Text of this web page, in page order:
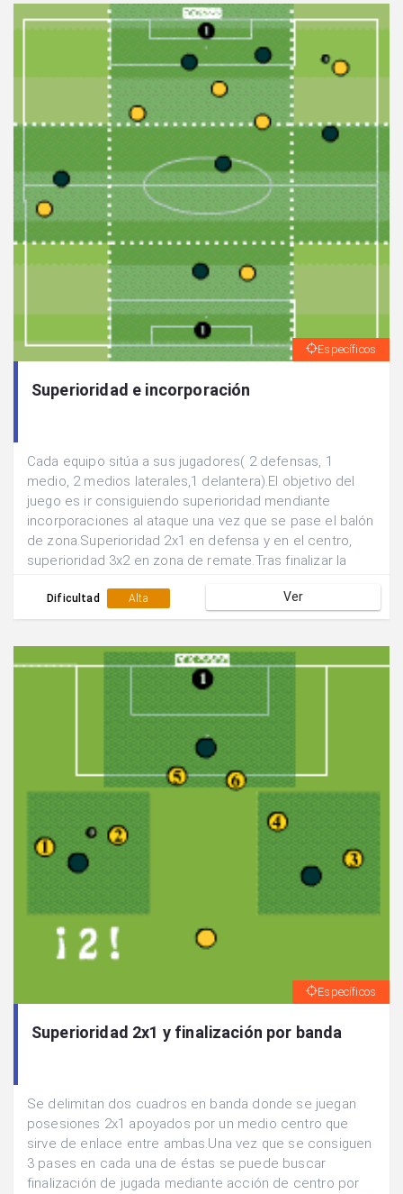
Específicos
Superioridad e incorporación
Cada equipo sitúa a sus jugadores( 2 defensas, 1
medio, 2 medios laterales,1 delantera).El objetivo del
juego es ir consiguiendo superioridad mendiante
incorporaciones al ataque una vez que se pase el balón
de zona.Superioridad 2x1 en defensa y en el centro,
superioridad 3x2 en zona de remate.Tras finalizar la
jugadores.Realizar el juego de manera continuada.
Dificultad Alta Ver
Específicos
Superioridad 2x1 y finalización por banda
Se delimitan dos cuadros en banda donde se juegan
posesiones 2x1 apoyados por un medio centro que
sirve de enlace entre ambas.Una vez que se consiguen
3 pases en cada una de éstas se puede buscar
finalización de jugada mediante acción de centro por